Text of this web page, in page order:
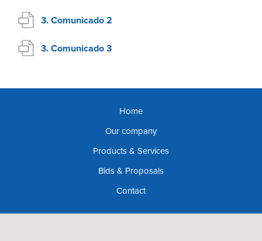
3. Comunicado 2
3. Comunicado 3
Home
Our company
Products & Services
Bids & Proposals
Contact